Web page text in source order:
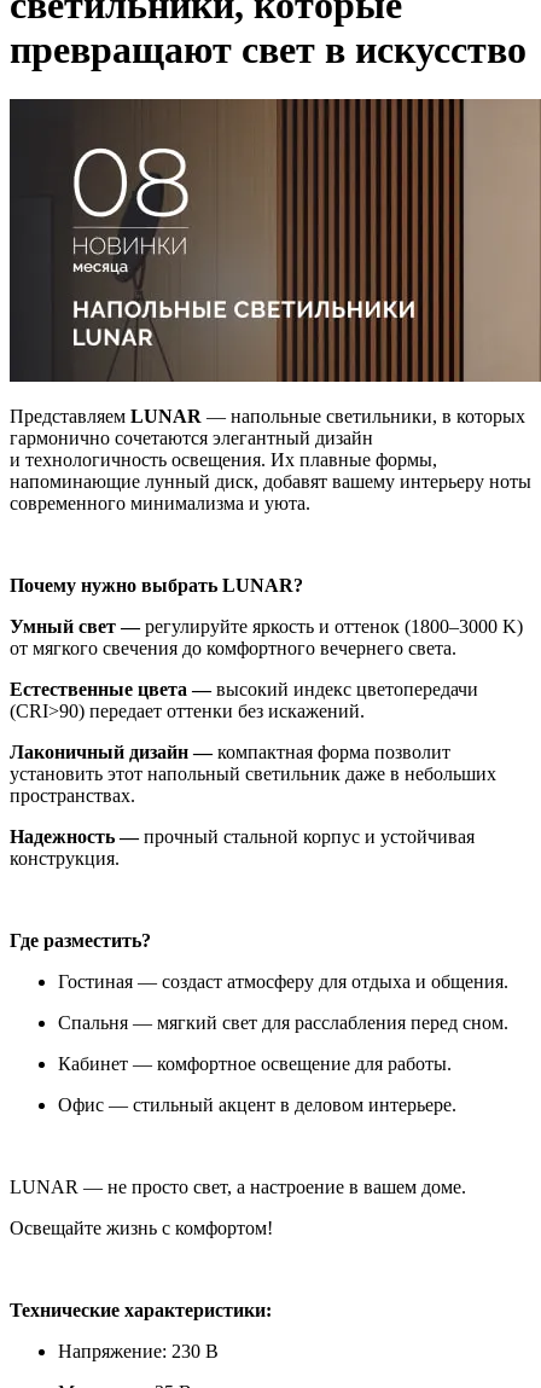
превращают свет в искусство
Представляем LUNAR — напольные светильники, в которых
гармонично сочетаются элегантный дизайн
и технологичность освещения. Их плавные формы,
напоминающие лунный диск, добавят вашему интерьеру ноты
современного минимализма и уюта.
Почему нужно выбрать LUNAR?
Умный свет —регулируйте яркость и оттенок (1800–3000 K)
от мягкого свечения до комфортного вечернего света.
Естественные цвета —высокий индекс цветопередачи
(CRI>90) передает оттенки без искажений.
Лаконичный дизайн —компактная форма позволит
установить этот напольный светильник даже в небольших
пространствах.
Надежность —прочный стальной корпус и устойчивая
конструкция.
Где разместить?
Гостиная — создаст атмосферу для отдыха и общения.
Спальня — мягкий свет для расслабления перед сном.
Кабинет — комфортное освещение для работы.
Офис — стильный акцент в деловом интерьере.
LUNAR — не просто свет, а настроение в вашем доме.
Освещайте жизнь с комфортом!
Технические характеристики:
Напряжение: 230 В